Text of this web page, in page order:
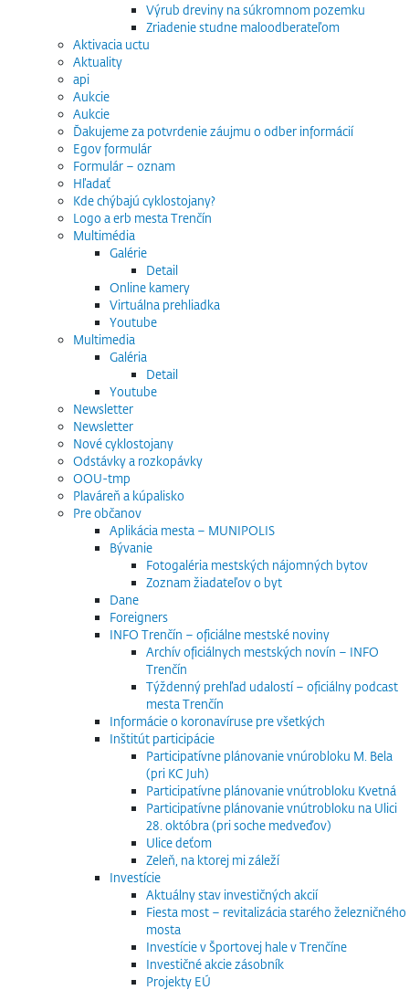
Výrub dreviny na súkromnom pozemku
Zriadenie studne maloodberateľom
Aktivacia uctu
Aktuality
api
Aukcie
Aukcie
Ďakujeme za potvrdenie záujmu o odber informácií
Egov formulár
Formulár – oznam
Hľadať
Kde chýbajú cyklostojany?
Logo a erb mesta Trenčín
Multimédia
Galérie
Detail
Online kamery
Virtuálna prehliadka
Youtube
Multimedia
Galéria
Detail
Youtube
Newsletter
Newsletter
Nové cyklostojany
Odstávky a rozkopávky
OOU-tmp
Plaváreň a kúpalisko
Pre občanov
Aplikácia mesta – MUNIPOLIS
Bývanie
Fotogaléria mestských nájomných bytov
Zoznam žiadateľov o byt
Dane
Foreigners
INFO Trenčín – oficiálne mestské noviny
Archív oficiálnych mestských novín – INFO
Trenčín
Týždenný prehľad udalostí – oficiálny podcast
mesta Trenčín
Informácie o koronavíruse pre všetkých
Inštitút participácie
Participatívne plánovanie vnúrobloku M. Bela
(pri KC Juh)
Participatívne plánovanie vnútrobloku Kvetná
Participatívne plánovanie vnútrobloku na Ulici
28. októbra (pri soche medveďov)
Ulice deťom
Zeleň, na ktorej mi záleží
Investície
Aktuálny stav investičných akcií
Fiesta most – revitalizácia starého železničného
mosta
Investície v Športovej hale v Trenčíne
Investičné akcie zásobník
Projekty EÚ